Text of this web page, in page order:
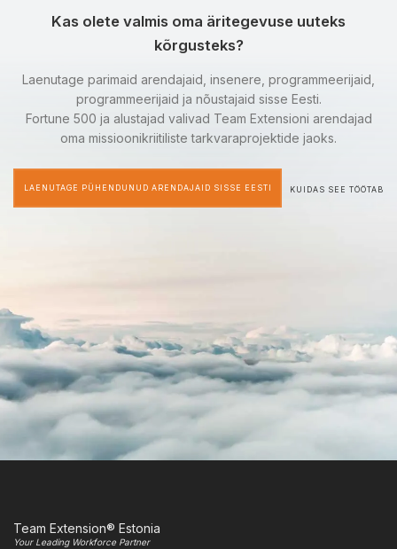
Kas olete valmis oma äritegevuse uuteks
kõrgusteks?
Laenutage parimaid arendajaid, insenere, programmeerijaid,
programmeerijaid ja nõustajaid sisse Eesti.
Fortune 500 ja alustajad valivad Team Extensioni arendajad
oma missioonikriitiliste tarkvaraprojektide jaoks.
LAENUTAGE PÜHENDUNUD ARENDAJAID SISSE EESTI KUIDAS SEE TÖÖTAB
Team Extension® Estonia
Your Leading Workforce Partner